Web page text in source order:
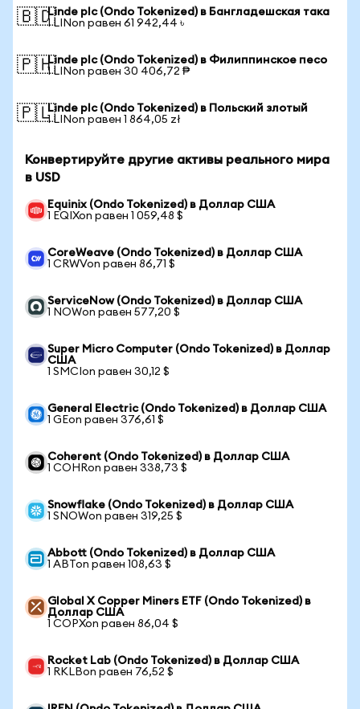
🇧🇩Linde plc (Ondo Tokenized) в Бангладешская така
1 LINon равен 61 942,44 ৳
🇵🇭Linde plc (Ondo Tokenized) в Филиппинское песо
1 LINon равен 30 406,72 ₱
🇵🇱Linde plc (Ondo Tokenized) в Польский злотый
1 LINon равен 1 864,05 zł
Конвертируйте другие активы реального мира
в USD
Equinix (Ondo Tokenized) в Доллар США
1 EQIXon равен 1 059,48 $
CoreWeave (Ondo Tokenized) в Доллар США
1 CRWVon равен 86,71 $
ServiceNow (Ondo Tokenized) в Доллар США
1 NOWon равен 577,20 $
Super Micro Computer (Ondo Tokenized) в Доллар
США
1 SMCIon равен 30,12 $
General Electric (Ondo Tokenized) в Доллар США
1 GEon равен 376,61 $
Coherent (Ondo Tokenized) в Доллар США
1 COHRon равен 338,73 $
Snowflake (Ondo Tokenized) в Доллар США
1 SNOWon равен 319,25 $
Abbott (Ondo Tokenized) в Доллар США
1 ABTon равен 108,63 $
Global X Copper Miners ETF (Ondo Tokenized) в
Доллар США
1 COPXon равен 86,04 $
Rocket Lab (Ondo Tokenized) в Доллар США
1 RKLBon равен 76,52 $